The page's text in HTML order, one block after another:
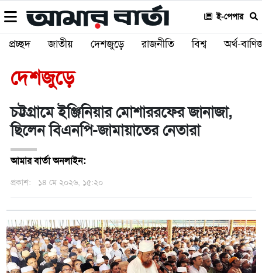
ই-পেপার
প্রচ্ছদ জাতীয় দেশজুড়ে রাজনীতি বিশ্ব অর্থ-
দেশজুড়ে
চট্টগ্রামে ইঞ্জিনিয়ার মোশাররফের জানাজা,
ছিলেন বিএনপি-জামায়াতের নেতারা
আমার বার্তা অনলাইন:
প্রকাশ: ১৪ মে ২০২৬, ১৫:২০